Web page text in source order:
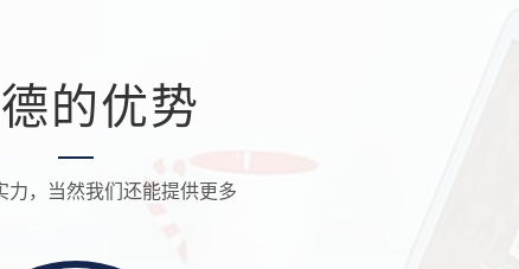
的优势
力，当然我们还能提供更多